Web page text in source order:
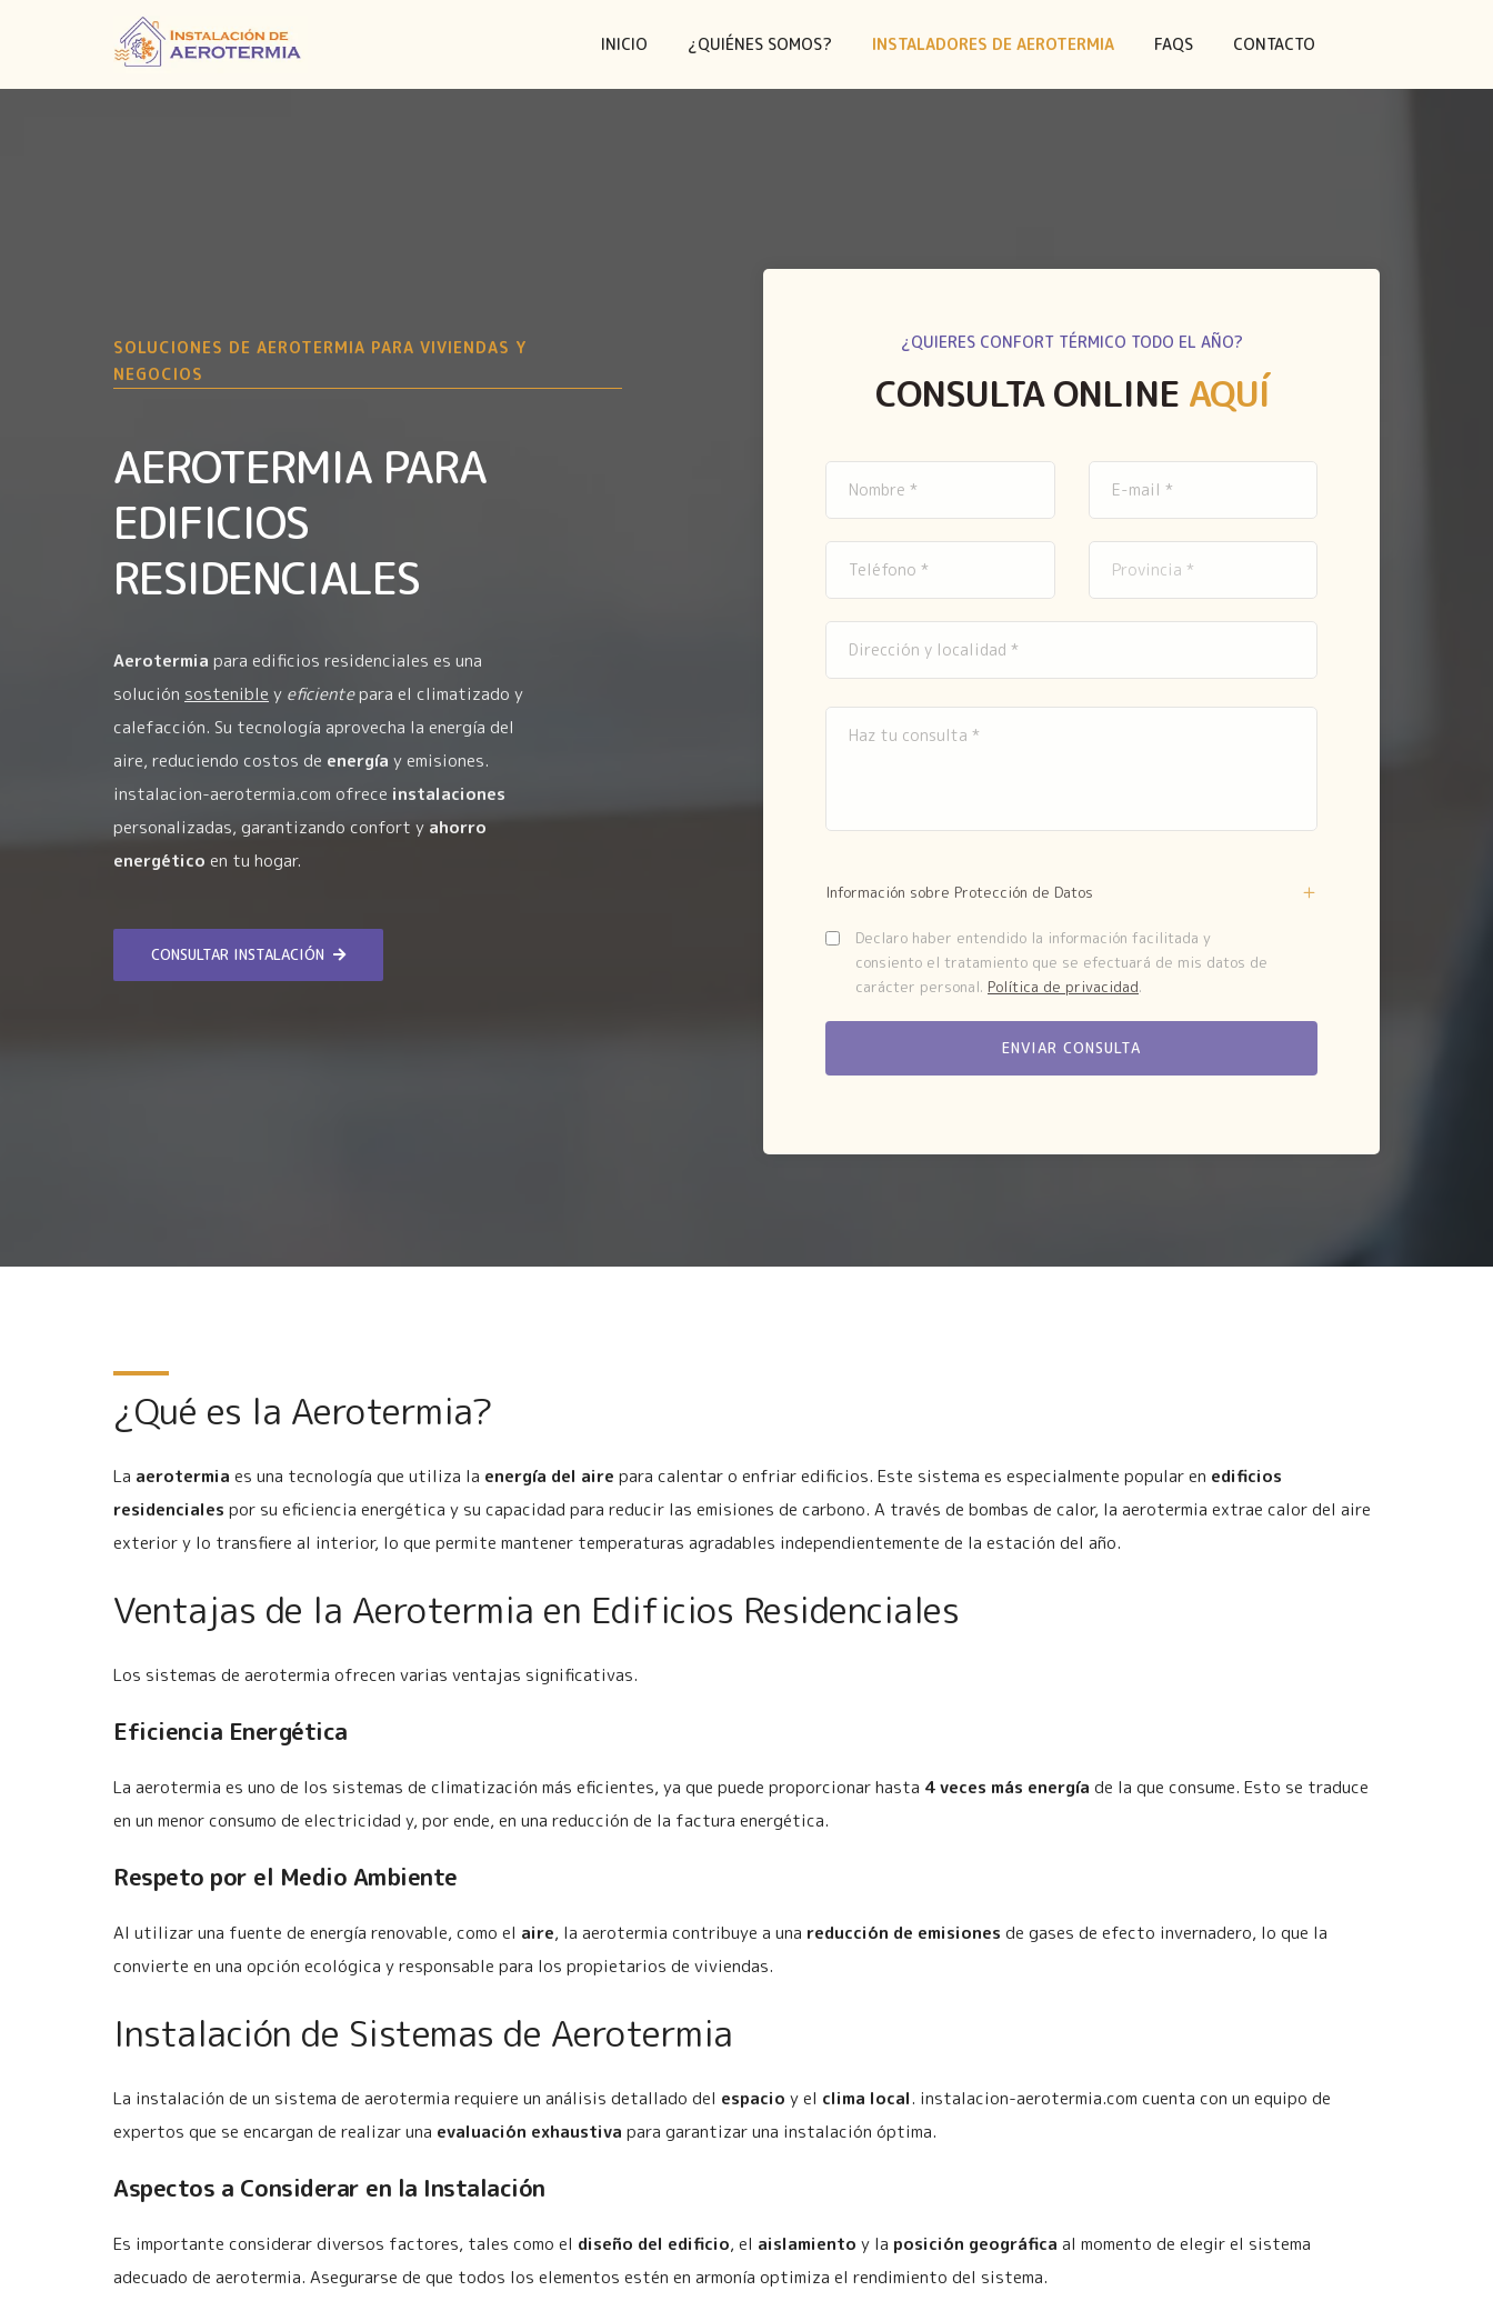
INICIO ¿QUIÉNES SOMOS? INSTALADORES DE AEROTERMIA FAQS CONTACTO
SOLUCIONES DE AEROTERMIA PARA VIVIENDAS Y
NEGOCIOS
AEROTERMIA PARA
EDIFICIOS
RESIDENCIALES
Aerotermia para edificios residenciales es una
solución sostenible y eficientepara el climatizado y
calefacción. Su tecnología aprovecha la energía del
aire, reduciendo costos de energía y emisiones.
instalacion-aerotermia.com ofrece instalaciones
personalizadas, garantizando confort y ahorro
energético en tu hogar.
CONSULTAR INSTALACIÓN
¿QUIERES CONFORT TÉRMICO TODO EL AÑO?
CONSULTA ONLINE AQUÍ
Información sobre Protección de Datos
Declaro haber entendido la información facilitada y
consiento el tratamiento que se efectuará de mis datos de
carácter personal. Política de privacidad.
¿Qué es la Aerotermia?
La aerotermia es una tecnología que utiliza la energía del aire para calentar o enfriar edificios. Este sistema es especialmente popular en edificios
residenciales por su eficiencia energética y su capacidad para reducir las emisiones de carbono. A través de bombas de calor, la aerotermia extrae calor del aire
exterior y lo transfiere al interior, lo que permite mantener temperaturas agradables independientemente de la estación del año.
Ventajas de la Aerotermia en Edificios Residenciales
Los sistemas de aerotermia ofrecen varias ventajas significativas.
Eficiencia Energética
La aerotermia es uno de los sistemas de climatización más eficientes, ya que puede proporcionar hasta 4 veces más energía de la que consume. Esto se traduce
en un menor consumo de electricidad y, por ende, en una reducción de la factura energética.
Respeto por el Medio Ambiente
Al utilizar una fuente de energía renovable, como el aire, la aerotermia contribuye a una reducción de emisiones de gases de efecto invernadero, lo que la
convierte en una opción ecológica y responsable para los propietarios de viviendas.
Instalación de Sistemas de Aerotermia
La instalación de un sistema de aerotermia requiere un análisis detallado del espacio y el clima local. instalacion-aerotermia.com cuenta con un equipo de
expertos que se encargan de realizar una evaluación exhaustiva para garantizar una instalación óptima.
Aspectos a Considerar en la Instalación
Es importante considerar diversos factores, tales como el diseño del edificio, el aislamiento y la posición geográfica al momento de elegir el sistema
adecuado de aerotermia. Asegurarse de que todos los elementos estén en armonía optimiza el rendimiento del sistema.